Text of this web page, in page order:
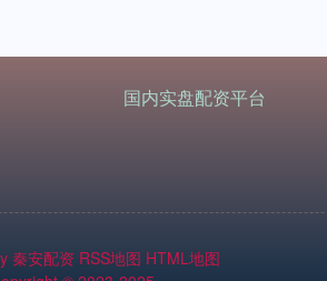
国内实盘配资平台
秦安配资 RSS地图 HTML地图